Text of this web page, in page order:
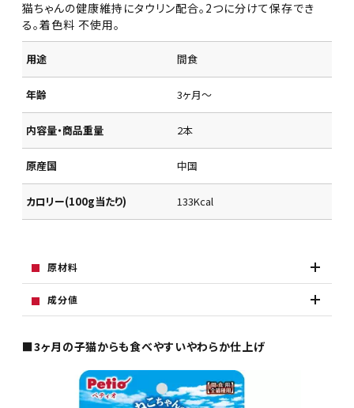
猫ちゃんの健康維持にタウリン配合。2つに分けて保存でき
る。着色料 不使用。
用途 間食
年齢 3ヶ月～
内容量・商品重量 2本
原産国 中国
カロリー(100g当たり) 133Kcal
原材料
成分値
■3ヶ月の子猫からも食べやすいやわらか仕上げ